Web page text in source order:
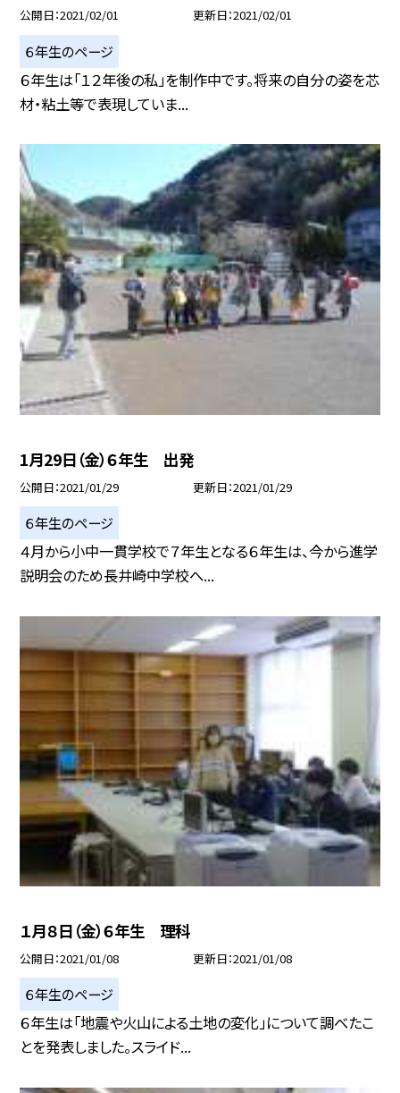
公開日 2021/02/01 更新日 2021/02/01
６年生のページ
６年生は「１２年後の私」を制作中です。将来の自分の姿を芯
材・粘土等で表現していま...
1月29日（金）６年生 出発
公開日 2021/01/29 更新日 2021/01/29
６年生のページ
４月から小中一貫学校で７年生となる６年生は、今から進学
説明会のため長井崎中学校へ...
１月８日（金）６年生 理科
公開日 2021/01/08 更新日 2021/01/08
６年生のページ
６年生は「地震や火山による土地の変化」について調べたこ
とを発表しました。スライド...